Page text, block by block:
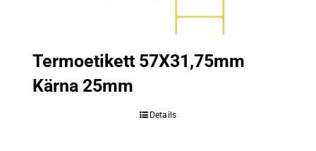
Termoetikett 57X31,75mm
Kärna 25mm
Details